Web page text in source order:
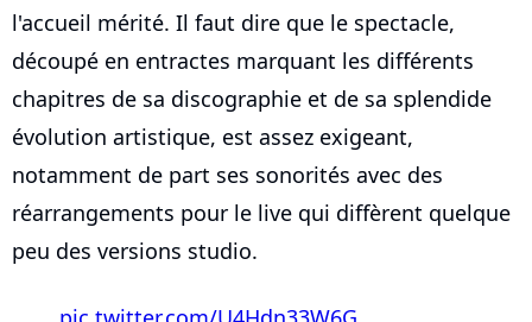
l'accueil mérité. Il faut dire que le spectacle,
découpé en entractes marquant les différents
chapitres de sa discographie et de sa splendide
évolution artistique, est assez exigeant,
notamment de part ses sonorités avec des
réarrangements pour le live qui diffèrent quelque
peu des versions studio.